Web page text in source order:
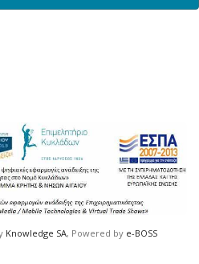
Knowledge SA, Powered by e-BOSS